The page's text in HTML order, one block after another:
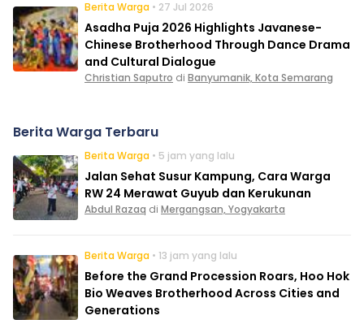
Berita Warga • 27 Jul 2026
Asadha Puja 2026 Highlights Javanese-
Chinese Brotherhood Through Dance Drama
and Cultural Dialogue
Christian Saputro di Banyumanik, Kota Semarang
Berita Warga Terbaru
Berita Warga • 5 jam yang lalu
Jalan Sehat Susur Kampung, Cara Warga
RW 24 Merawat Guyub dan Kerukunan
Abdul Razaq di Mergangsan, Yogyakarta
Berita Warga • 13 jam yang lalu
Before the Grand Procession Roars, Hoo Hok
Bio Weaves Brotherhood Across Cities and
Generations